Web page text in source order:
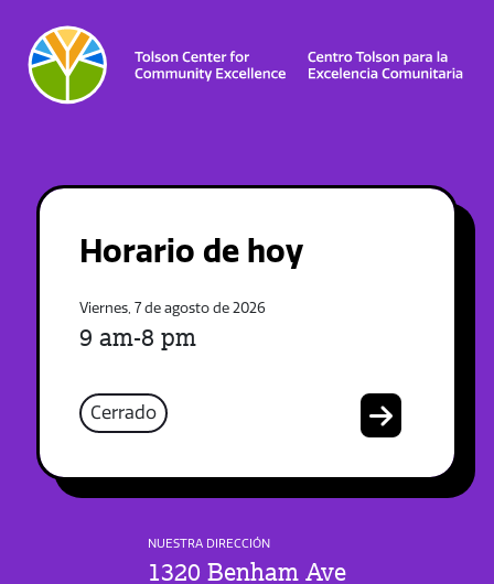
Horario de hoy
Viernes, 7 de agosto de 2026
9 am-8 pm
Cerrado
NUESTRA DIRECCIÓN
1320 Benham Ave